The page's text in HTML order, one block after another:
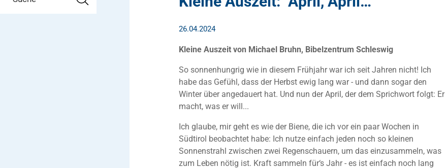
26.04.2024
Kleine Auszeit von Michael Bruhn, Bibelzentrum Schleswig
So sonnenhungrig wie in diesem Frühjahr war ich seit Jahren nicht! Ich
habe das Gefühl, dass der Herbst ewig lang war - und dann sogar den
Winter über angedauert hat. Und nun der April, der dem Sprichwort folgt: Er
macht, was er will...
Ich glaube, mir geht es wie der Biene, die ich vor ein paar Wochen in
Südtirol beobachtet habe: Ich nutze einfach jeden noch so kleinen
Sonnenstrahl zwischen zwei Regenschauern, um das einzusammeln, was
zum Leben nötig ist. Kraft sammeln für‘s Jahr - es ist einfach noch lang